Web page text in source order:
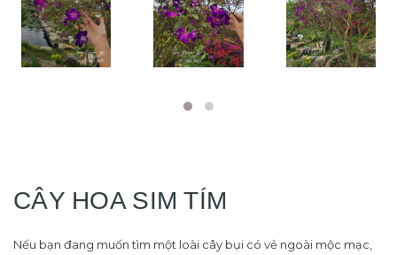
CÂY HOA SIM TÍM
Nếu bạn đang muốn tìm một loài cây bụi có vẻ ngoài mộc mạc,